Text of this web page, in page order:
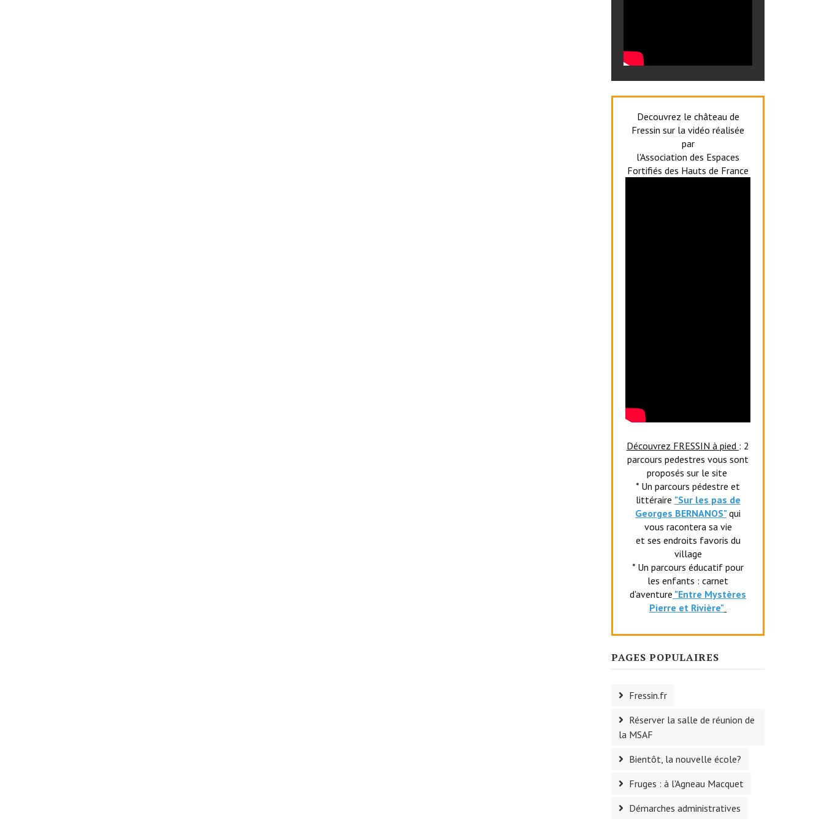
Decouvrez le château de
Fressin sur la vidéo réalisée
par
l'Association des Espaces
Fortifiés des Hauts de France
Découvrez FRESSIN à pied : 2
parcours pedestres vous sont
proposés sur le site
* Un parcours pédestre et
littéraire "Sur les pas de
Georges BERNANOS" qui
vous racontera sa vie
et ses endroits favoris du
village
* Un parcours éducatif pour
les enfants : carnet
d'aventure "Entre Mystères
Pierre et Rivière"
PAGES POPULAIRES
Fressin.fr
Réserver la salle de réunion de
la MSAF
Bientôt, la nouvelle école?
Fruges : à l'Agneau Macquet
Démarches administratives